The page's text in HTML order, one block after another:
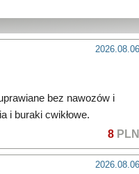
2026.08.06
bez nawozów i
i buraki cwikłowe.
8 PLN
2026.08.06